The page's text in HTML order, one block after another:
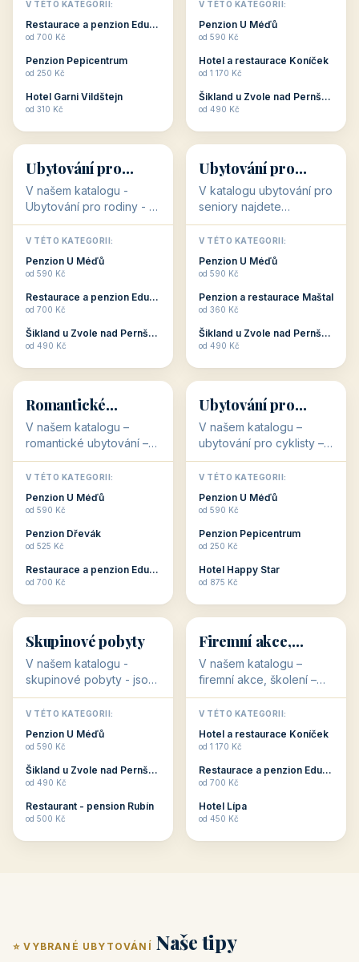
dovolenou přímo
souvisejí. Aktivní
odpočinek jso...
V TÉTO KATEGORII:
Restaurace a penzion Eduard
od 700 Kč
Penzion Pepicentrum
od 250 Kč
Hotel Garni Vildštejn
od 310 Kč
cenově dostupné
ubytování v ČR. Budete
c...
V TÉTO KATEGORII:
Penzion U Méďů
od 590 Kč
Hotel a restaurace Koníček
od 1 170 Kč
Šikland u Zvole nad Pernštejnem
od 490 Kč
👨‍👩‍👧‍👦
👨‍👩‍👧‍👦
34 objektů
Ubytování pro
rodiny
V našem katalogu -
Ubytování pro rodiny -
jsou pro Vás připraveny
objekty, které svojí
polohou či vybaveností,
nabízí klidné ubytování
V TÉTO KATEGORII:
Penzion U Méďů
od 590 Kč
Restaurace a penzion Eduard
od 700 Kč
Šikland u Zvole nad Pernštejnem
od 490 Kč
🧓
🧓
33 objektů
Ubytování pro
seniory
V katalogu ubytování pro
seniory najdete
penziony a hotely, které
jsou přizpůsobeny pro
ubytování klientů vyššího
věku. Některé z nich
V TÉTO KATEGORII:
Penzion U Méďů
od 590 Kč
Penzion a restaurace Maštal
od 360 Kč
Šikland u Zvole nad Pernštejnem
od 490 Kč
💕
💕
Romantické
ubytování
V našem katalogu –
romantické ubytování –
jsou pro Vás připraveny
objekty, které svojí
stavbou, polohou anebo
zaměřením nabízí
Romantické ...
V TÉTO KATEGORII:
Penzion U Méďů
od 590 Kč
Penzion Dřevák
od 525 Kč
Restaurace a penzion Eduard
od 700 Kč
🚴
🚴
32 objektů
Ubytování pro
cyklisty
V našem katalogu –
ubytování pro cyklisty –
jsou pro Vás připraveny
objekty, které jsou na
milovníky cykloturistiky
připraveny. Většinou mají
V TÉTO KATEGORII:
Penzion U Méďů
od 590 Kč
Penzion Pepicentrum
od 250 Kč
Hotel Happy Star
od 875 Kč
👥
👥
32 objektů
Skupinové pobyty
V našem katalogu -
skupinové pobyty - jsou
pro Vás připraveny
objekty, které nabízí
ubytování skupin v
penzionech, hotelích a
Budete překva...
V TÉTO KATEGORII:
Penzion U Méďů
od 590 Kč
Šikland u Zvole nad Pernštejnem
od 490 Kč
Restaurant - pension Rubín
od 500 Kč
💼
💼
31 objektů
Firemní akce,
školení
V našem katalogu –
firemní akce, školení –
jsou pro Vás připraveny
objekty, které mají
zkušenosti pořádat i
menší firemní akce a
ob...
V TÉTO KATEGORII:
Hotel a restaurace Koníček
od 1 170 Kč
Restaurace a penzion Eduard
od 700 Kč
Hotel Lípa
od 450 Kč
⭐ VYBRANÉ UBYTOVÁNÍ Naše tipy